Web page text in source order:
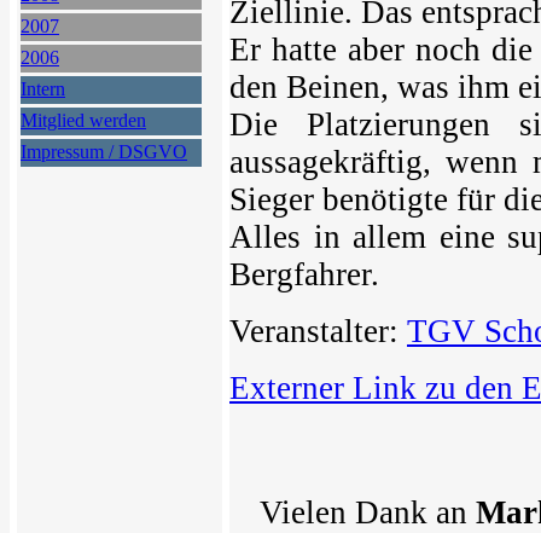
2007
2006
Intern
Mitglied werden
Impressum / DSGVO
Ziellinie. Das
Er hatte aber noch
den Beinen, was ihm
Die Platzierungen
aussagekräftig,
Sieger benötigte für
Alles in allem eine
Bergfahrer.
Veranstalter: TGV
Externer Link zu den
Vielen Dank an